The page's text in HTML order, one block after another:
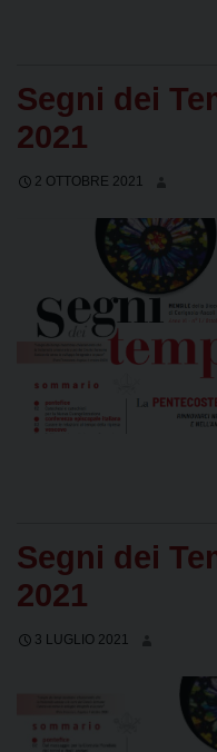
Segni dei
2021
2 OTTOBRE 2021
Segni dei
2021
3 LUGLIO 2021